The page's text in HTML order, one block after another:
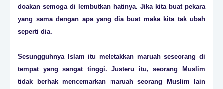
doakan semoga di lembutkan hatinya. Jika kita buat pekara
yang sama dengan apa yang dia buat maka kita tak ubah
seperti dia.
Sesungguhnya Islam itu meletakkan maruah seseorang di
tempat yang sangat tinggi. Justeru itu, seorang Muslim
tidak berhak mencemarkan maruah seorang Muslim lain